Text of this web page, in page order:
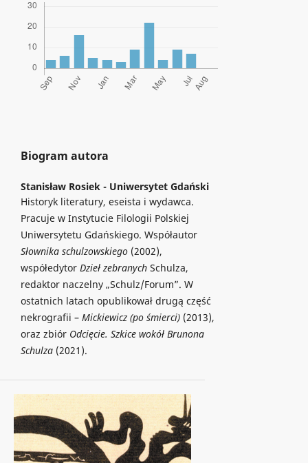
Biogram autora
Stanisław Rosiek - Uniwersytet Gdański
Historyk literatury, eseista i wydawca.
Pracuje w Instytucie Filologii Polskiej
Uniwersytetu Gdańskiego. Współautor
Słownika schulzowskiego(2002),
współedytor Dzieł zebranychSchulza,
redaktor naczelny „Schulz/Forum”. W
ostatnich latach opublikował drugą część
nekrografii – Mickiewicz (po śmierci)(2013),
oraz zbiór Odcięcie. Szkice wokół Brunona
Schulza(2021).